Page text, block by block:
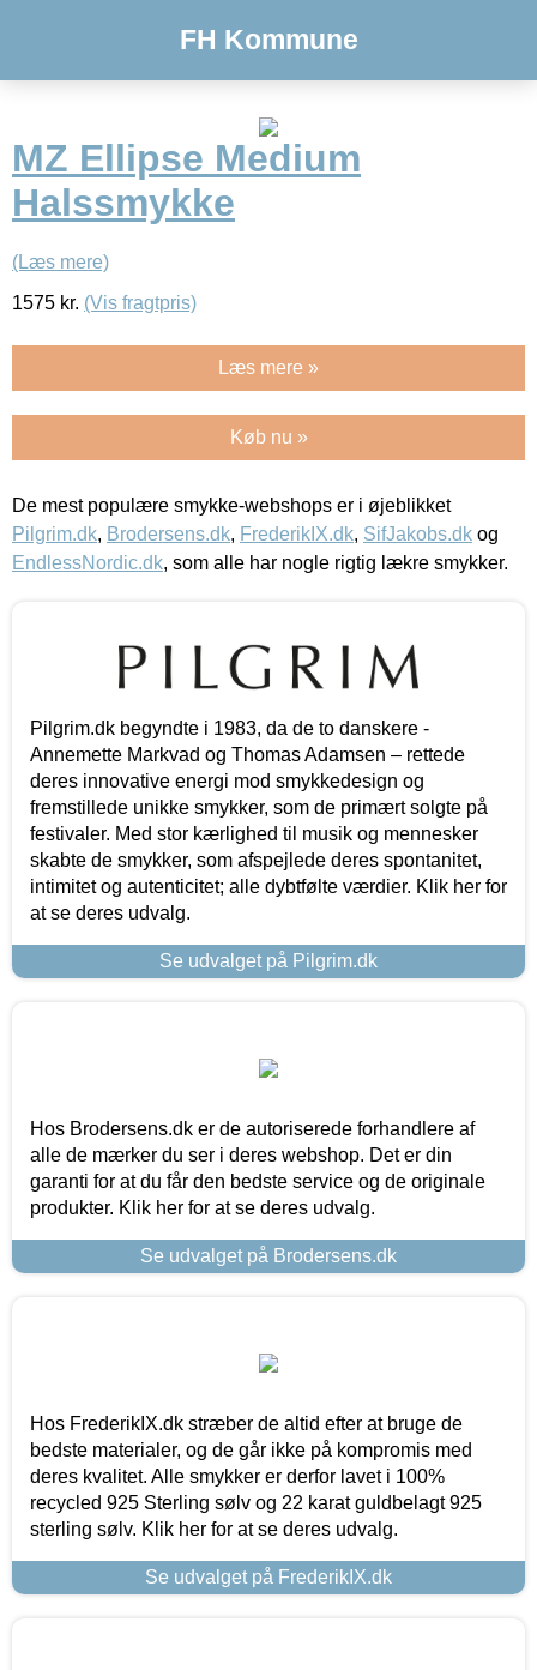
FH Kommune
MZ Ellipse Medium
Halssmykke
(Læs mere)
1575 kr. (Vis fragtpris)
Læs mere »
Køb nu »
De mest populære smykke-webshops er i øjeblikket
Pilgrim.dk, Brodersens.dk, FrederikIX.dk, SifJakobs.dk og
EndlessNordic.dk, som alle har nogle rigtig lækre smykker.
Pilgrim.dk begyndte i 1983, da de to danskere -
Annemette Markvad og Thomas Adamsen – rettede
deres innovative energi mod smykkedesign og
fremstillede unikke smykker, som de primært solgte på
festivaler. Med stor kærlighed til musik og mennesker
skabte de smykker, som afspejlede deres spontanitet,
intimitet og autenticitet; alle dybtfølte værdier. Klik her for
at se deres udvalg.
Se udvalget på Pilgrim.dk
Hos Brodersens.dk er de autoriserede forhandlere af
alle de mærker du ser i deres webshop. Det er din
garanti for at du får den bedste service og de originale
produkter. Klik her for at se deres udvalg.
Se udvalget på Brodersens.dk
Hos FrederikIX.dk stræber de altid efter at bruge de
bedste materialer, og de går ikke på kompromis med
deres kvalitet. Alle smykker er derfor lavet i 100%
recycled 925 Sterling sølv og 22 karat guldbelagt 925
sterling sølv. Klik her for at se deres udvalg.
Se udvalget på FrederikIX.dk